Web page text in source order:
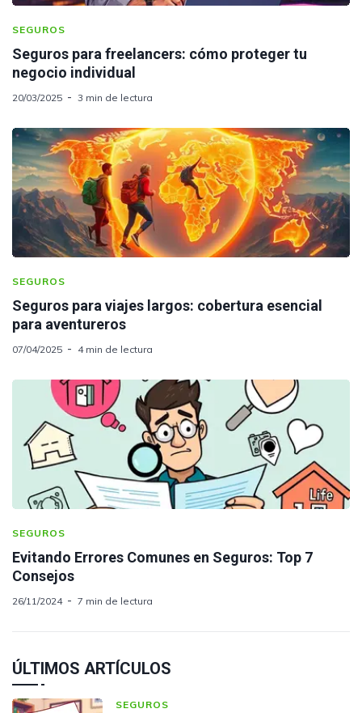
SEGUROS
Seguros para freelancers: cómo proteger tu
negocio individual
20/03/2025 3 min de lectura
SEGUROS
Seguros para viajes largos: cobertura esencial
para aventureros
07/04/2025 4 min de lectura
SEGUROS
Evitando Errores Comunes en Seguros: Top 7
Consejos
26/11/2024 7 min de lectura
ÚLTIMOS ARTÍCULOS
SEGUROS